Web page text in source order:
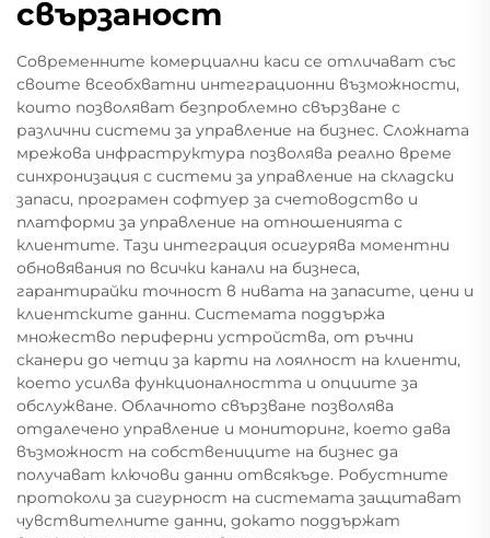
свързаност
Современните комерциални каси се отличават със
своите всеобхватни интеграционни възможности,
които позволяват безпроблемно свързване с
различни системи за управление на бизнес. Сложната
мрежова инфраструктура позволява реално време
синхронизация с системи за управление на складски
запаси, програмен софтуер за счетоводство и
платформи за управление на отношенията с
клиентите. Тази интеграция осигурява моментни
обновявания по всички канали на бизнеса,
гарантирайки точност в нивата на запасите, цени и
клиентските данни. Системата поддържа
множество периферни устройства, от ръчни
сканери до четци за карти на лоялност на клиенти,
което усилва функционалността и опциите за
обслужване. Облачното свързване позволява
отдалечено управление и мониторинг, което дава
възможност на собствениците на бизнес да
получават ключови данни отвсякъде. Робустните
протоколи за сигурност на системата защитават
чувствителните данни, докато поддържат